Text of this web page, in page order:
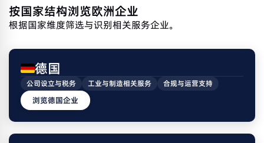
按国家结构浏览欧洲企业
根据国家维度筛选与识别相关服务企业。
德国
公司设立与税务 工业与制造相关服务 合规与运营支持
浏览德国企业